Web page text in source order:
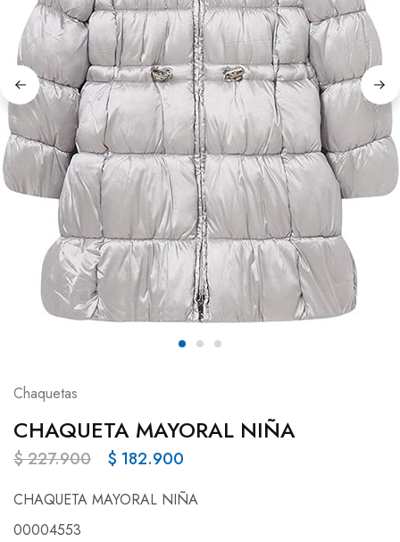
Chaquetas
CHAQUETA MAYORAL NIÑA
$227.900 $ 182.900
CHAQUETA MAYORAL NIÑA
00004553